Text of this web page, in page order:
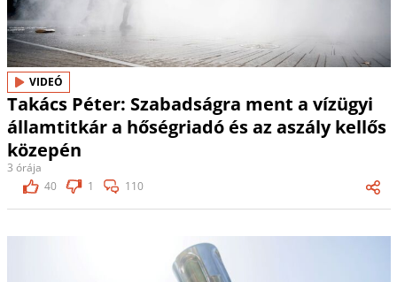
VIDEÓ
Takács Péter: Szabadságra ment a vízügyi
államtitkár a hőségriadó és az aszály kellős
közepén
3 órája
40
1 110